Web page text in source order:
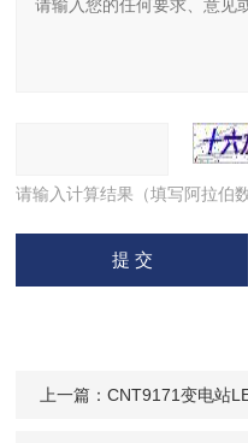
请输入计算结果（填写阿拉伯
上一篇：CNT9171变电站